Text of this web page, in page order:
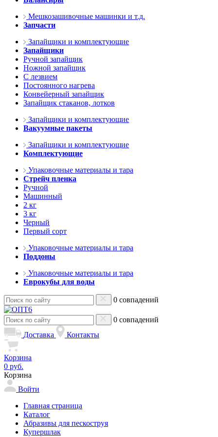
Мешкозашивочные машинки и т.д.
Запчасти
Запайщики и комплектующие
Запайщики
Ручной запайщик
Ножной запайщик
С лезвием
Постоянного нагрева
Конвейерный запайщик
Запайщик стаканов, лотков
Запайщики и комплектующие
Вакуумные пакеты
Запайщики и комплектующие
Комплектующие
Упаковочные материалы и тара
Стрейч пленка
Ручной
Машинный
2 кг
3 кг
Черный
Первый сорт
Упаковочные материалы и тара
Поддоны
Упаковочные материалы и тара
Еврокубы для воды
0 совпадений
0 совпадений
Доставка
Контакты
Корзина
0 руб.
Корзина
Войти
Главная страница
Каталог
Абразивы для пескоструя
Купершлак